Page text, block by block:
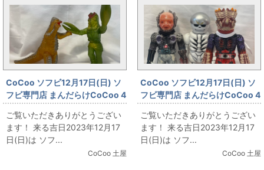
CoCoo ソフビ12月17日(日) ソ
フビ専門店 まんだらけCoCoo 4
周年記念 「 ロッテ「ウルトラマ
ンフーセンガム」景品キングザ
ウルス レッドキング＆バルタン
星人」
ご覧いただきありがとうござい
ます！ 来る吉日2023年12月17
日(日)は ソフ...
CoCoo 土屋
CoCoo ソフビ12月17日(日) ソ
フビ専門店 まんだらけCoCoo 4
周年記念 ☆真頭不滅
☆「REALHEAD 大集合」
ご覧いただきありがとうござい
ます！ 来る吉日2023年12月17
日(日)は ソフ...
CoCoo 土屋